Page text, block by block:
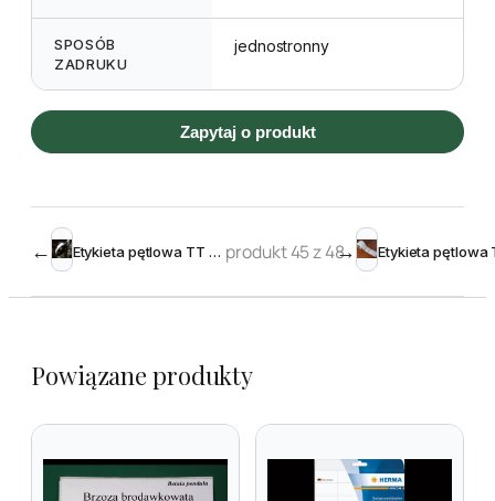
SPOSÓB
ZADRUKU
jednostronny
Zapytaj o produkt
← Etykieta pętlowa TT 20 x 400 mm – rolka 1000 produkt 45 z 48→
Powiązane produkty